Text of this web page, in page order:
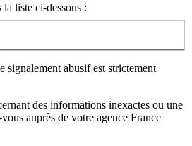
liste ci-dessous :
signalement abusif est strictement
des informations inexactes ou une
auprès de votre agence France